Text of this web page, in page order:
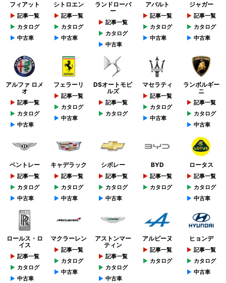
フィアット
記事一覧
カタログ
中古車
シトロエン
記事一覧
カタログ
中古車
ランドローバ
ー
記事一覧
カタログ
中古車
アバルト
記事一覧
カタログ
中古車
ジャガー
記事一覧
カタログ
中古車
アルファ ロメ
オ
記事一覧
カタログ
中古車
フェラーリ
記事一覧
カタログ
中古車
DSオートモビ
ルズ
記事一覧
カタログ
マセラティ
記事一覧
カタログ
中古車
ランボルギー
ニ
記事一覧
カタログ
中古車
ベントレー
記事一覧
カタログ
中古車
キャデラック
記事一覧
カタログ
中古車
シボレー
記事一覧
カタログ
中古車
BYD
記事一覧
カタログ
ロータス
記事一覧
カタログ
中古車
ロールス・ロ
イス
記事一覧
カタログ
中古車
マクラーレン
記事一覧
カタログ
中古車
アストンマー
ティン
記事一覧
カタログ
中古車
アルピーヌ
記事一覧
カタログ
ヒョンデ
記事一覧
カタログ
中古車